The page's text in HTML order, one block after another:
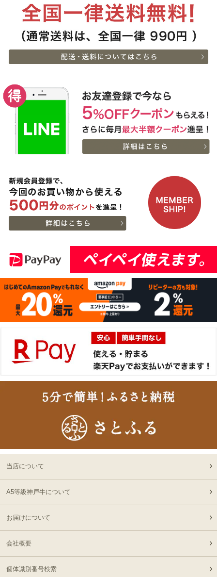
400g
2026-
08-06
21:40:00
熊本県
神戸牛カタログギフト
８千円
2026-
08-06
21:18:00
兵庫県
神戸牛カタログギフト
１万５千円
9
21:05:00
等級神戸牛ハンバーグス
テーキ 150ｇ×5個
2026-
08-06
17:45:00
栃木県
[ギフト] A5等級神戸牛
ランプすきやき 200ｇ~
11
08-06
千葉県
[ギフト] A5等級神戸牛
12
08-06
千葉県
[ギフト] A5等級神戸牛
イチボステーキ 150ｇ(1
枚)
2026-
08-06
13:58:00
大阪府
[ギフト]A5等級 神戸牛
プレミアムセット（プレ
レミアムもも[200g]）ス
ライス肉
14
2026-
08-06
13:58:00
大阪府
出産内祝に命名札 大
切なお名前のお披露目に
（商品と一緒にご購入下
15
2026-
08-06
13:58:00
大阪府 贈り物に最適な高級桐箱
13:18:00
円 赤身セット すきやき
（かた（ウデ）・プレミ
アム霜降りもも）450g
17
13:18:00
大阪府
出産内祝に命名札 大
切なお名前のお披露目に
2026-
08-06
12:40:00
県
８千円
2026-
08-06
11:40:00
東京都
神戸牛食べ比べセット 焼
肉懐石「極」◆焼肉
2026-
神戸牛カタログギフト
21
02:32:00
22
08-05
東京都
神戸牛目録 選べるセッ
当店について
A5等級神戸牛について
お届けについて
会社概要
個体識別番号検索